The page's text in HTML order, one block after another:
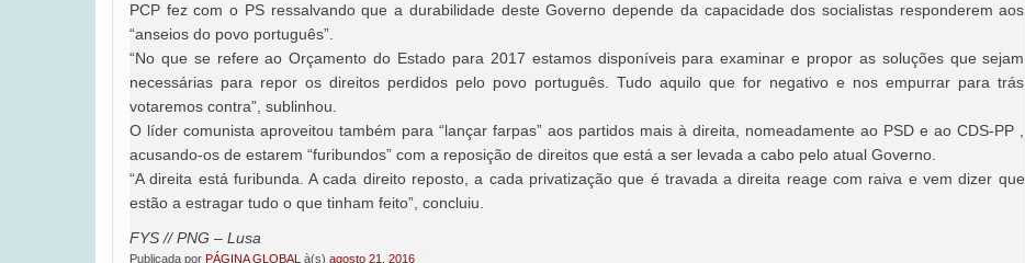
PCP fez com o PS ressalvando que a durabilidade deste Governo depende da capacidade dos socialistas responderem aos
“anseios do povo português”.
“No que se refere ao Orçamento do Estado para 2017 estamos disponíveis para examinar e propor as soluções que sejam
necessárias para repor os direitos perdidos pelo povo português. Tudo aquilo que for negativo e nos empurrar para trás
votaremos contra”, sublinhou.
O líder comunista aproveitou também para “lançar farpas” aos partidos mais à direita, nomeadamente ao PSD e ao CDS-PP ,
acusando-os de estarem “furibundos” com a reposição de direitos que está a ser levada a cabo pelo atual Governo.
“A direita está furibunda. A cada direito reposto, a cada privatização que é travada a direita reage com raiva e vem dizer que
estão a estragar tudo o que tinham feito”, concluiu.
FYS // PNG – Lusa
Publicada por PÁGINA GLOBAL à(s) agosto 21, 2016